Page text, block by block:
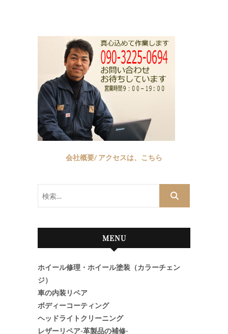
会社概要/ アクセスは、こちら
MENU
ホイール修理・ホイール塗装（カラーチェン
ジ）
車の内装リペア
ボディーコーティング
ヘッドライトクリーニング
レザーリペア-革製品の補修-